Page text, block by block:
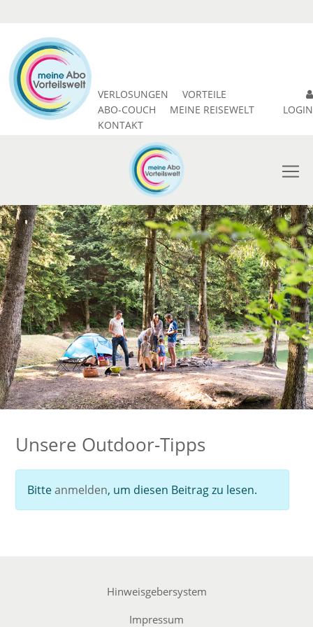
VERLOSUNGEN
VORTEILE
ABO-COUCH
MEINE REISEWELT
KONTAKT
LOGIN
Unsere Outdoor-Tipps
Bitteanmelden, um diesen Beitrag zu lesen.
Hinweisgebersystem
Impressum